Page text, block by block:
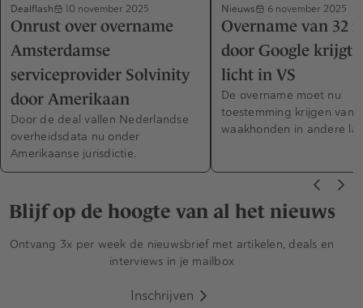
Dealflash 10 november 2025
Onrust over overname
Amsterdamse
serviceprovider Solvinity
door Amerikaan
Door de deal vallen Nederlandse
overheidsdata nu onder
Amerikaanse jurisdictie.
Nieuws 6 november 2025
Overname van 32
door Google krijgt
licht in VS
De overname moet nu
toestemming krijgen van
waakhonden in andere
Blijf op de hoogte van al het nieuws
Ontvang 3x per week de nieuwsbrief met artikelen, deals en
interviews in je mailbox
Inschrijven